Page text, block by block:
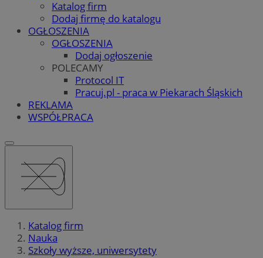
Katalog firm
Dodaj firmę do katalogu
OGŁOSZENIA
OGŁOSZENIA
Dodaj ogłoszenie
POLECAMY
Protocol IT
Pracuj.pl - praca w Piekarach Śląskich
REKLAMA
WSPÓŁPRACA
Katalog firm
Nauka
Szkoły wyższe, uniwersytety